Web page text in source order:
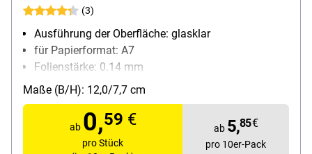
(3)
Ausführung der Oberfläche: glasklar
für Papierformat: A7
Folienstärke: 0.14 mm
Material: PVC-Hartfolie
Inhalt pro Pack: 10 Stück
Maße (B/H): 12,0/7,7 cm
ab 0,59 €
pro Stück
ab 5,85€
pro 10er-Pack